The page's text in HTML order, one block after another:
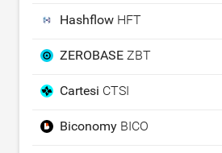
Hashflow HFT
ZEROBASE ZBT
Cartesi CTSI
Biconomy BICO